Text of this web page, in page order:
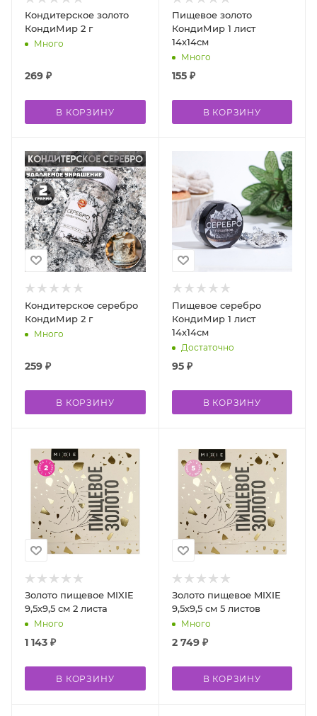
Кондитерское золото
КондиМир 2 г
Много
269 ₽
В КОРЗИНУ
Пищевое золото
КондиМир 1 лист
14х14см
Много
155₽
В КОРЗИНУ
Кондитерское серебро
КондиМир 2 г
Много
259 ₽
В КОРЗИНУ
Пищевое серебро
КондиМир 1 лист
14х14см
Достаточно
95₽
В КОРЗИНУ
Золото пищевое MIXIE
9,5х9,5 см 2 листа
Много
1 143 ₽
В КОРЗИНУ
Золото пищевое MIXIE
9,5х9,5 см 5 листов
Много
2 749₽
В КОРЗИНУ